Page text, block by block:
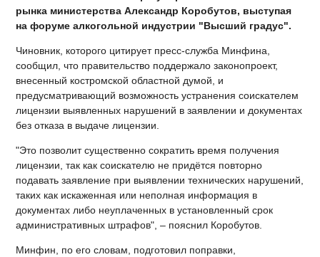
рынка министерства Александр Коробутов, выступая
на форуме алкогольной индустрии "Высший градус".
Чиновник, которого цитирует пресс-служба Минфина,
сообщил, что правительство поддержало законопроект,
внесенный костромской областной думой, и
предусматривающий возможность устранения соискателем
лицензии выявленных нарушений в заявлении и документах
без отказа в выдаче лицензии.
"Это позволит существенно сократить время получения
лицензии, так как соискателю не придётся повторно
подавать заявление при выявлении технических нарушений,
таких как искаженная или неполная информация в
документах либо неуплаченных в установленный срок
административных штрафов", – пояснил Коробутов.
Минфин, по его словам, подготовил поправки,